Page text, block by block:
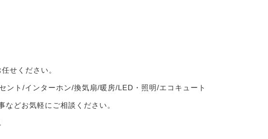
せください。
ント/インターホン/換気扇/暖房/LED・照明/エコキュート
どお気軽にご相談ください。